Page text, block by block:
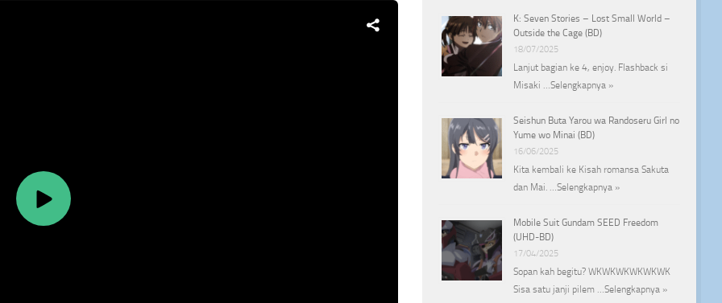
K: Seven Stories – Lost Small World –
Outside the Cage (BD)
18/07/2025
Lanjut bagian ke 4, enjoy. Flashback si
Misaki … Selengkapnya »
Seishun Buta Yarou wa Randoseru Girl no
Yume wo Minai (BD)
16/06/2025
Kita kembali ke Kisah romansa Sakuta
dan Mai. … Selengkapnya »
Mobile Suit Gundam SEED Freedom
(UHD-BD)
17/04/2025
Sopan kah begitu? WKWKWKWKWKWK
Sisa satu janji pilem … Selengkapnya »